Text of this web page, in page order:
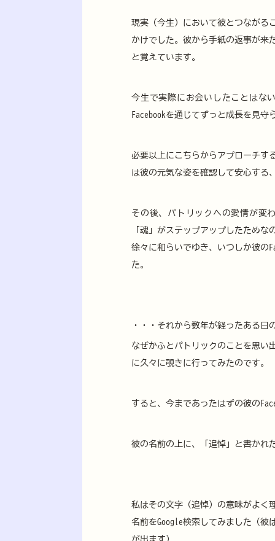
現実（今生）において彼とつながる
かけでした。彼から手紙の返事が来
と覚えています。
今生で実際にお会いしたことはな
Facebookを通じてずっと成長を見守
必要以上にこちらからアプローチす
は彼の元気な姿を確認して安心する
その後、パトリックへの愛情が変
「魂」がステップアップしたため
徐々に和らいでゆき、いつしか彼の
た。
・・・それから数年が経ったある日
なぜかふとパトリックのことを思い
に久々に覗きに行ってみたのです。
すると、今まであったはずの彼の
彼の名前の上に、「追悼」と書かれ
私はその文字（追悼）の意味がよく
名前をGoogle検索してみました（彼
が出ます）